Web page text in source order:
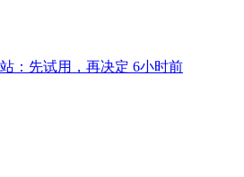
：先试用，再决定 6小时前